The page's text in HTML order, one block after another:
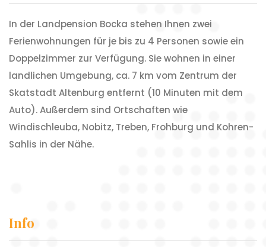
In der Landpension Bocka stehen Ihnen zwei
Ferienwohnungen für je bis zu 4 Personen sowie ein
Doppelzimmer zur Verfügung. Sie wohnen in einer
landlichen Umgebung, ca. 7 km vom Zentrum der
Skatstadt Altenburg entfernt (10 Minuten mit dem
Auto). Außerdem sind Ortschaften wie
Windischleuba, Nobitz, Treben, Frohburg und Kohren-
Sahlis in der Nähe.
Info